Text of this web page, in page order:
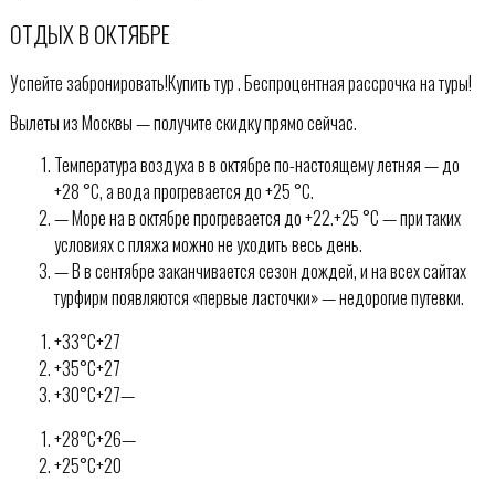
ОТДЫХ В ОКТЯБРЕ
Успейте забронировать!Купить тур . Беспроцентная рассрочка на туры!
Вылеты из Москвы — получите скидку прямо сейчас.
Температура воздуха в в октябре по-настоящему летняя — до
+28 °C, а вода прогревается до +25 °C.
— Море на в октябре прогревается до +22.+25 °C — при таких
условиях с пляжа можно не уходить весь день.
— В в сентябре заканчивается сезон дождей, и на всех сайтах
турфирм появляются «первые ласточки» — недорогие путевки.
+33°C+27
+35°C+27
+30°C+27—
+28°C+26—
+25°C+20